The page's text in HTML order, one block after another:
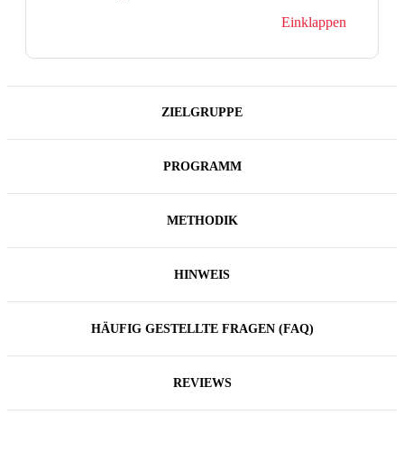
Einklappen
ZIELGRUPPE
PROGRAMM
METHODIK
HINWEIS
HÄUFIG GESTELLTE FRAGEN (FAQ)
REVIEWS